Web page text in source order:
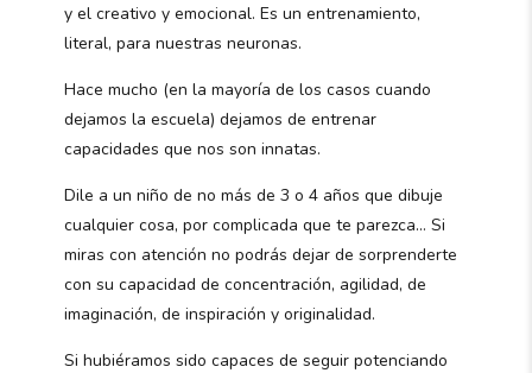
y el creativo y emocional. Es un entrenamiento,
literal, para nuestras neuronas.
Hace mucho (en la mayoría de los casos cuando
dejamos la escuela) dejamos de entrenar
capacidades que nos son innatas.
Dile a un niño de no más de 3 o 4 años que dibuje
cualquier cosa, por complicada que te parezca… Si
miras con atención no podrás dejar de sorprenderte
con su capacidad de concentración, agilidad, de
imaginación, de inspiración y originalidad.
Si hubiéramos sido capaces de seguir potenciando